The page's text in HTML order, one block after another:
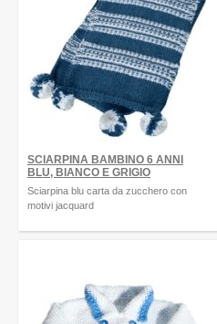
SCIARPINA BAMBINO 6 ANNI
BLU, BIANCO E GRIGIO
Sciarpina blu carta da zucchero con
motivi jacquard